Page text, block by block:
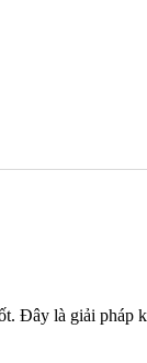
Đây là giải pháp